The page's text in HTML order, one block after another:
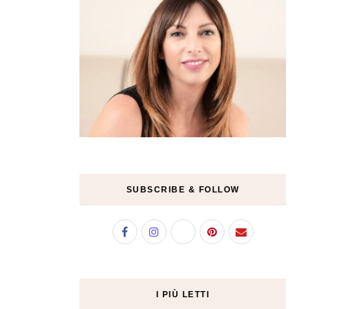
SUBSCRIBE & FOLLOW
I PIÙ LETTI